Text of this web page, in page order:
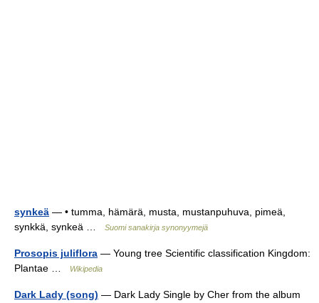
synkeä — • tumma, hämärä, musta, mustanpuhuva, pimeä,
synkkä, synkeä …
Suomi sanakirja synonyymejä
Prosopis juliflora — Young tree Scientific classification Kingdom:
Plantae …
Wikipedia
Dark Lady (song) — Dark Lady Single by Cher from the album